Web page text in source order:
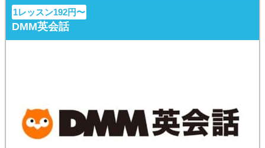
1レッスン192円〜
DMM英会話